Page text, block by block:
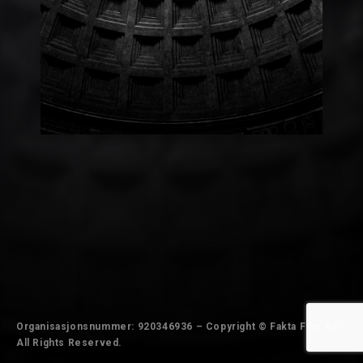
Organisasjonsnummer: 920346936 – Copyright © Fakta Film AS.
All Rights Reserved.